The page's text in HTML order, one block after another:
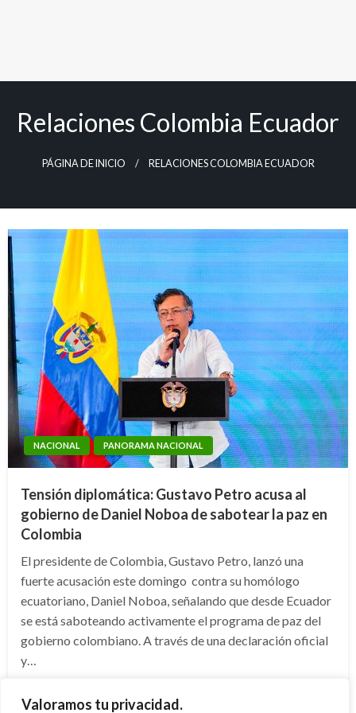
Valoramos tu privacidad.
Relaciones Colombia Ecuador
PÁGINA DE INICIO RELACIONES COLOMBIA ECUADOR
NACIONAL PANORAMA NACIONAL
Tensión diplomática: Gustavo Petro acusa al
gobierno de Daniel Noboa de sabotear la paz en
Colombia
El presidente de Colombia, Gustavo Petro, lanzó una
fuerte acusación este domingo contra su homólogo
ecuatoriano, Daniel Noboa, señalando que desde Ecuador
se está saboteando activamente el programa de paz del
gobierno colombiano. A través de una declaración oficial
y…
el